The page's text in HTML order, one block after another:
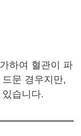
하여 혈관이 파
문 경우지만,
습니다.